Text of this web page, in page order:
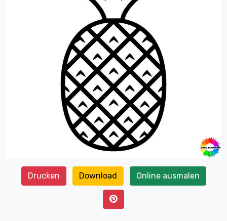
Drucken Download Online ausmalen